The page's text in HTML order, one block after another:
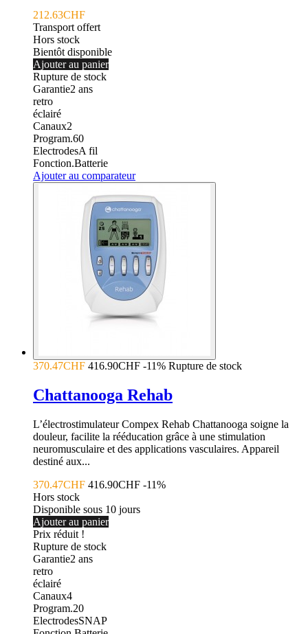
212.63CHF
Transport offert
Hors stock
Bientôt disponible
Ajouter au panier
Rupture de stock
Garantie2 ans
retro
éclairé
Canaux2
Program.60
ElectrodesA fil
Fonction.Batterie
Ajouter au comparateur
370.47CHF 416.90CHF -11% Rupture de stock
Chattanooga Rehab
L’électrostimulateur Compex Rehab Chattanooga soigne la
douleur, facilite la rééducation grâce à une stimulation
neuromusculaire et des applications vasculaires. Appareil
destiné aux...
370.47CHF 416.90CHF -11%
Hors stock
Disponible sous 10 jours
Ajouter au panier
Prix réduit !
Rupture de stock
Garantie2 ans
retro
éclairé
Canaux4
Program.20
ElectrodesSNAP